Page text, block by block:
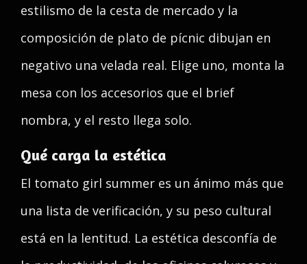
estilismo de la cesta de mercado y la
composición de plato de pícnic dibujan en
negativo una velada real. Elige uno, monta la
mesa con los accesorios que el brief
nombra, y el resto llega solo.
Qué carga la estética
El tomato girl summer es un ánimo más que
una lista de verificación, y su peso cultural
está en la lentitud. La estética desconfía de